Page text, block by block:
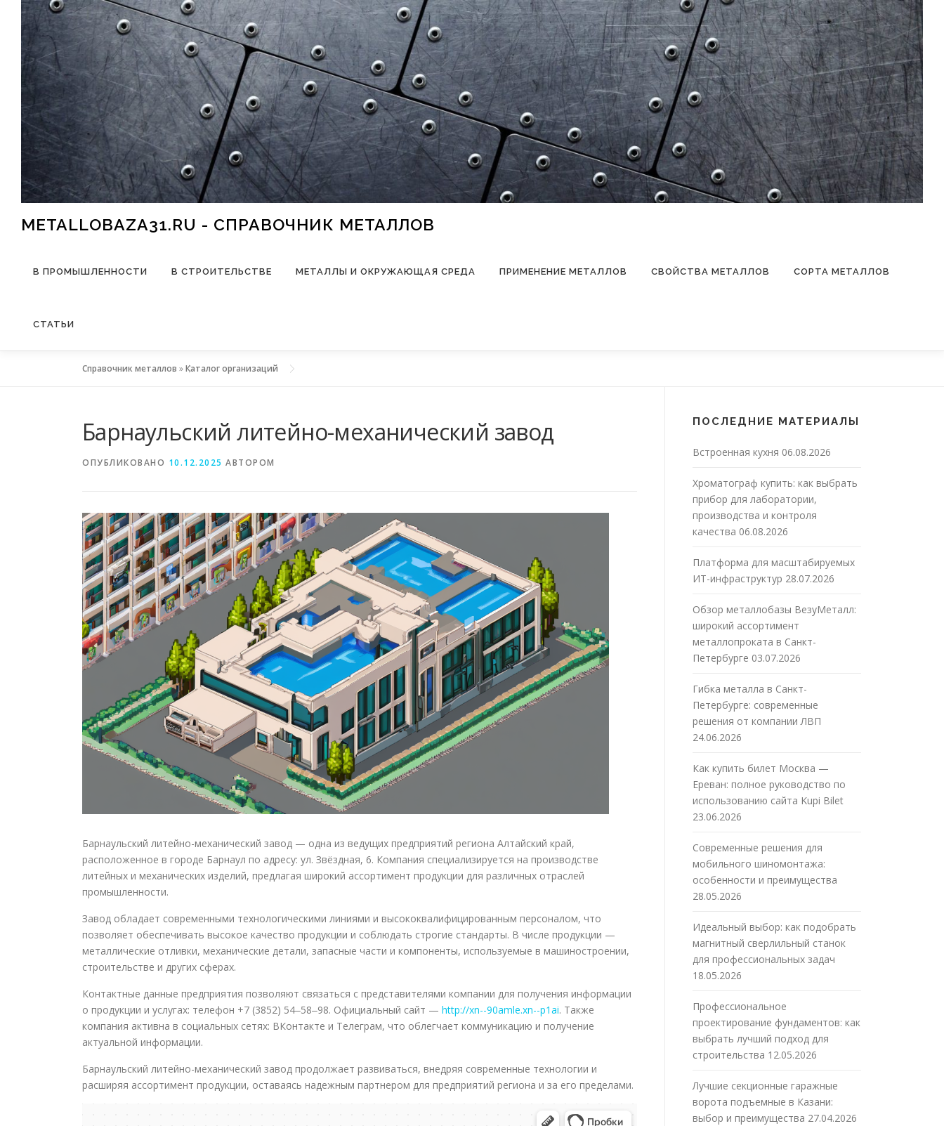
Перейти к содержимому
METALLOBAZA31.RU - СПРАВОЧНИК МЕТАЛЛОВ
В ПРОМЫШЛЕННОСТИ В СТРОИТЕЛЬСТВЕ МЕТАЛЛЫ И ОКРУЖАЮЩАЯ СРЕДА ПРИМЕНЕНИЕ МЕТАЛЛОВ СВОЙСТВА МЕТАЛЛОВ СОРТА МЕТАЛЛОВ
СТАТЬИ
Справочник металлов »Каталог организаций
Барнаульский литейно-механический завод
ОПУБЛИКОВАНО 10.12.2025 АВТОРОМ
Барнаульский литейно-механический завод — одна из ведущих предприятий региона Алтайский край,
расположенное в городе Барнаул по адресу: ул. Звёздная, 6. Компания специализируется на производстве
литейных и механических изделий, предлагая широкий ассортимент продукции для различных отраслей
промышленности.
Завод обладает современными технологическими линиями и высококвалифицированным персоналом, что
позволяет обеспечивать высокое качество продукции и соблюдать строгие стандарты. В числе продукции —
металлические отливки, механические детали, запасные части и компоненты, используемые в машиностроении,
строительстве и других сферах.
Контактные данные предприятия позволяют связаться с представителями компании для получения информации
о продукции и услугах: телефон +7 (3852) 54‒58‒98. Официальный сайт — http://xn--90amle.xn--p1ai. Также
компания активна в социальных сетях: ВКонтакте и Телеграм, что облегчает коммуникацию и получение
актуальной информации.
Барнаульский литейно-механический завод продолжает развиваться, внедряя современные технологии и
расширяя ассортимент продукции, оставаясь надежным партнером для предприятий региона и за его пределами.
ПОСЛЕДНИЕ МАТЕРИАЛЫ
Встроенная кухня 06.08.2026
Хроматограф купить: как выбрать
прибор для лаборатории,
производства и контроля
качества 06.08.2026
Платформа для масштабируемых
ИТ-инфраструктур 28.07.2026
Обзор металлобазы ВезуМеталл:
широкий ассортимент
металлопроката в Санкт-
Петербурге 03.07.2026
Гибка металла в Санкт-
Петербурге: современные
решения от компании ЛВП
24.06.2026
Как купить билет Москва —
Ереван: полное руководство по
использованию сайта Kupi Bilet
23.06.2026
Современные решения для
мобильного шиномонтажа:
особенности и преимущества
28.05.2026
Идеальный выбор: как подобрать
магнитный сверлильный станок
для профессиональных задач
18.05.2026
Профессиональное
проектирование фундаментов: как
выбрать лучший подход для
строительства 12.05.2026
Лучшие секционные гаражные
ворота подъемные в Казани:
выбор и преимущества 27.04.2026